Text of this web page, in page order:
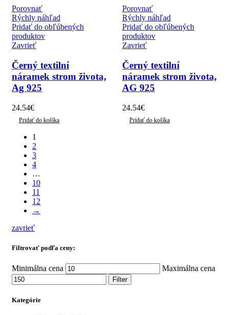
zavrieť
Filtrovať podľa ceny:
Minimálna cena Maximálna cena
Filter
Kategórie
Porovnať
Rýchly náhľad
Pridať do obľúbených
produktov
Zavrieť
Černý textilní
náramek strom života,
Ag 925
24.54€
Pridať do košíka
Porovnať
Rýchly náhľad
Pridať do obľúbených
produktov
Zavrieť
Černý textilní
náramek strom života,
AG 925
24.54€
Pridať do košíka
1
2
3
4
…
10
11
12
→